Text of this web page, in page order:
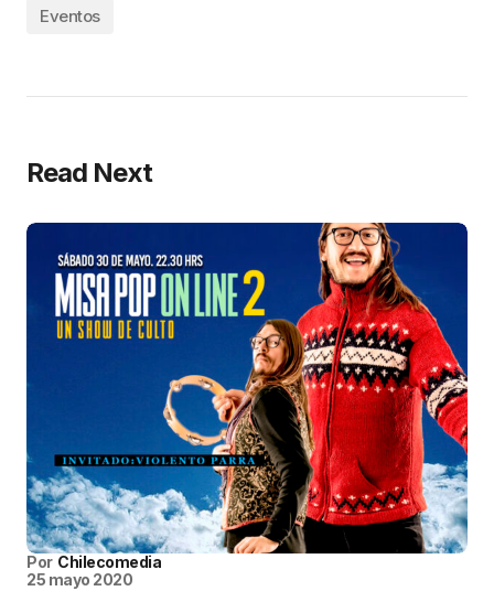
Eventos
Read Next
Por Chilecomedia
25 mayo 2020